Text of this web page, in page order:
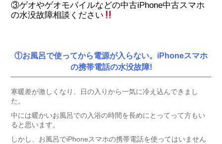
③ゲオやゲオモバイルなどの中古iPhone中古スマホ
の水没故障相談ください
①お風呂で使ってから電源が入らない。iPhoneスマホ
の携帯電話の水没故障!
寒暖差が激しくなり、日の入りから一気に冷え込んできまし
た。
中には暖かいお風呂での入浴の時間を長めにとってって方もい
ると思います。
しかし、お風呂でiPhoneスマホの携帯電話を使ってはいません